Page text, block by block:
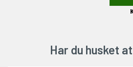
Har du husket